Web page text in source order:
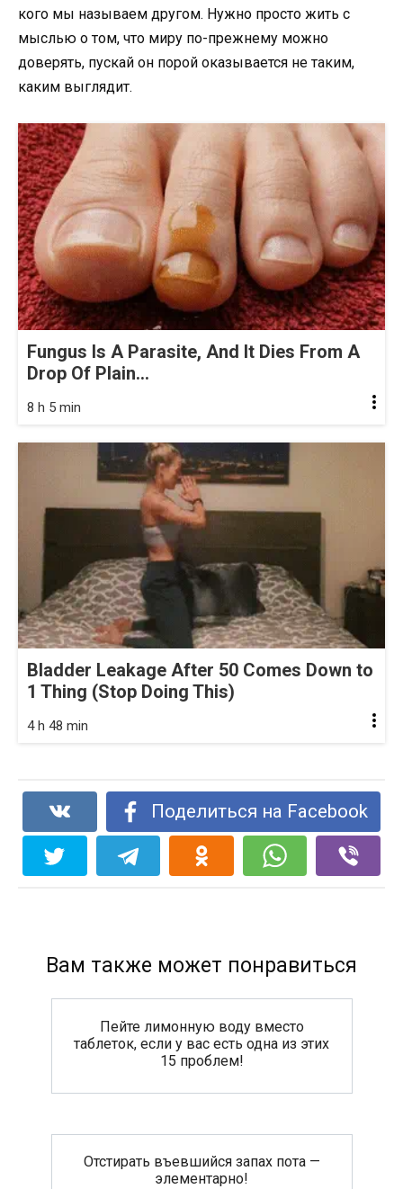
кого мы называем другом. Нужно просто жить с
мыслью о том, что миру по-прежнему можно
доверять, пускай он порой оказывается не таким,
каким выглядит.
Fungus Is A Parasite, And It Dies From A
Drop Of Plain...
8 h 5 min
Bladder Leakage After 50 Comes Down to
1 Thing (Stop Doing This)
4 h 48 min
Поделиться на Facebook
Вам также может понравиться
Пейте лимонную воду вместо
таблеток, если у вас есть одна из этих
15 проблем!
Отстирать въевшийся запах пота —
элементарно!